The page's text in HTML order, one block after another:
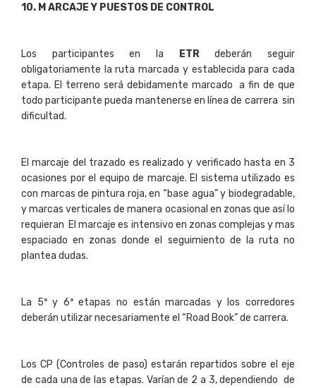
10. M ARCAJE Y PUESTOS DE CONTROL
Los participantes en la ETRdeberán seguir
obligatoriamente la ruta marcada y establecida para cada
etapa. El terreno será debidamente marcado a fin de que
todo participante pueda mantenerse en línea de carrera sin
dificultad.
El marcaje del trazado es realizado y verificado hasta en 3
ocasiones por el equipo de marcaje. El sistema utilizado es
con marcas de pintura roja, en “base agua” y biodegradable,
y marcas verticales de manera ocasional en zonas que así lo
requieran El marcaje es intensivo en zonas complejas y mas
espaciado en zonas donde el seguimiento de la ruta no
plantea dudas.
La 5ª y 6ª etapas no están marcadas y los corredores
deberán utilizar necesariamente el “Road Book” de carrera.
Los CP (Controles de paso) estarán repartidos sobre el eje
de cada una de las etapas. Varían de 2 a 3, dependiendo de